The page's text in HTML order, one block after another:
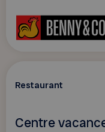
Restaurant
Centre